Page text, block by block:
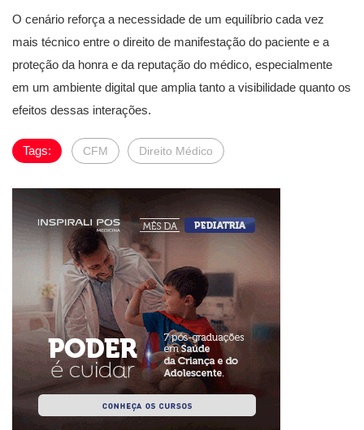
O cenário reforça a necessidade de um equilíbrio cada vez
mais técnico entre o direito de manifestação do paciente e a
proteção da honra e da reputação do médico, especialmente
em um ambiente digital que amplia tanto a visibilidade quanto os
efeitos dessas interações.
Tags: CFM Direito Médico